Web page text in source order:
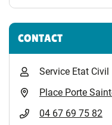
CONTACT
Service Etat Civil
Place Porte
04 67 69 75 82